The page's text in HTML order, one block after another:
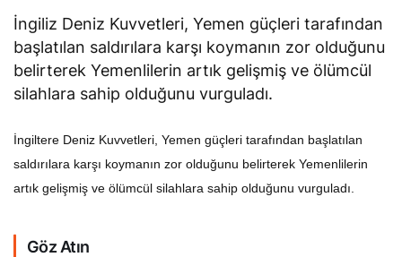
İngiliz Deniz Kuvvetleri, Yemen güçleri tarafından
başlatılan saldırılara karşı koymanın zor olduğunu
belirterek Yemenlilerin artık gelişmiş ve ölümcül
silahlara sahip olduğunu vurguladı.
İngiltere Deniz Kuvvetleri, Yemen güçleri tarafından başlatılan
saldırılara karşı koymanın zor olduğunu belirterek Yemenlilerin
artık gelişmiş ve ölümcül silahlara sahip olduğunu vurguladı.
Göz Atın